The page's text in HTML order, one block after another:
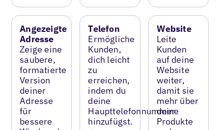
Angezeigte
Adresse
Zeige eine
saubere,
formatierte
Version
deiner
Adresse
für
bessere
Telefon
Ermögliche
Kunden,
dich leicht
zu
erreichen,
indem du
deine
Haupttelefonnummer
hinzufügst.
Website
Leite
Kunden
auf deine
Website
weiter,
damit sie
mehr über
deine
Produkte